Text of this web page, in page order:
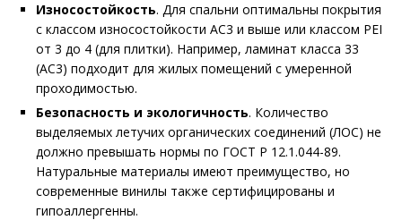
Износостойкость. Для спальни оптимальны покрытия
с классом износостойкости AC3 и выше или классом PEI
от 3 до 4 (для плитки). Например, ламинат класса 33
(AC3) подходит для жилых помещений с умеренной
проходимостью.
Безопасность и экологичность. Количество
выделяемых летучих органических соединений (ЛОС) не
должно превышать нормы по ГОСТ Р 12.1.044-89.
Натуральные материалы имеют преимущество, но
современные винилы также сертифицированы и
гипоаллергенны.